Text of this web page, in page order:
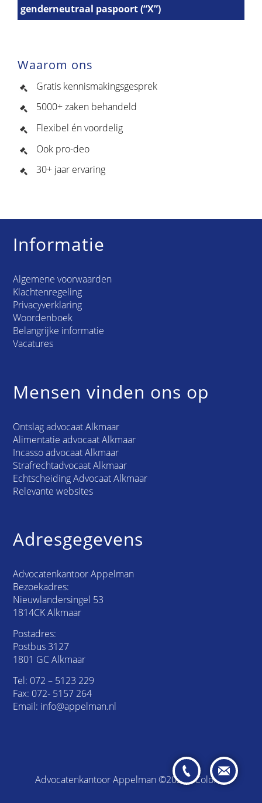
genderneutraal paspoort (“X”)
Waarom ons
Gratis kennismakingsgesprek
5000+ zaken behandeld
Flexibel én voordelig
Ook pro-deo
30+ jaar ervaring
Informatie
Algemene voorwaarden
Klachtenregeling
Privacyverklaring
Woordenboek
Belangrijke informatie
Vacatures
Mensen vinden ons op
Ontslag advocaat Alkmaar
Alimentatie advocaat Alkmaar
Incasso advocaat Alkmaar
Strafrechtadvocaat Alkmaar
Echtscheiding Advocaat Alkmaar
Relevante websites
Adresgegevens
Advocatenkantoor Appelman
Bezoekadres:
Nieuwlandersingel 53
1814CK Alkmaar
Postadres:
Postbus 3127
1801 GC Alkmaar
Tel: 072 – 5123 229
Fax: 072- 5157 264
Email: info@appelman.nl
Advocatenkantoor Appelman ©2026 /Colofon